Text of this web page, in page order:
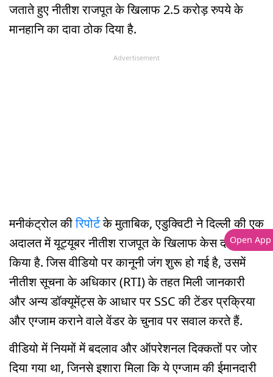
जताते हुए नीतीश राजपूत के खिलाफ 2.5 करोड़ रुपये के
मानहानि का दावा ठोक दिया है.
Advertisement
मनीकंट्रोल कीरिपोर्टके मुताबिक, एडुक्विटी ने दिल्ली की एक
अदालत में यूट्यूबर नीतीश राजपूत के खिलाफ केस दायर
किया है. जिस वीडियो पर कानूनी जंग शुरू हो गई है, उसमें
नीतीश सूचना के अधिकार (RTI) के तहत मिली जानकारी
और अन्य डॉक्यूमेंट्स के आधार पर SSC की टेंडर प्रक्रिया
और एग्जाम कराने वाले वेंडर के चुनाव पर सवाल करते हैं.
वीडियो में नियमों में बदलाव और ऑपरेशनल दिक्कतों पर जोर
दिया गया था, जिनसे इशारा मिला कि ये एग्जाम की ईमानदारी
Open App